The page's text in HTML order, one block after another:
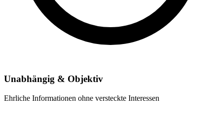
Unabhängig & Objektiv
Ehrliche Informationen ohne versteckte Interessen